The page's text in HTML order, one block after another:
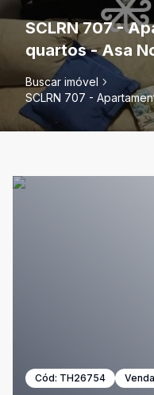
SCLRN 707 -
quartos - Asa
Buscar imóvel
SCLRN 707 -
Cód: TH26754 Venda